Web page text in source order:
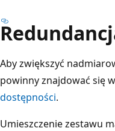
Aby zwiększyć
powinny znajdować się
dostępności.
Umieszczenie zestawu